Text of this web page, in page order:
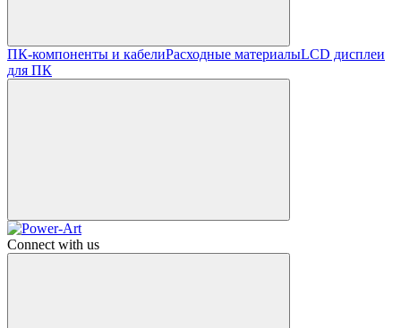
ПК-компоненты и кабелиРасходные материалыLCD дисплеи
для ПК
Connect with us